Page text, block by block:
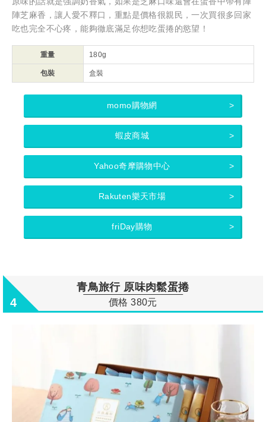
陣芝麻香，讓人愛不釋口，重點是價格很親民，一次買很多回家
吃也完全不心疼，能夠徹底滿足你想吃蛋捲的慾望！
重量 180g
包裝 盒裝
momo購物網
蝦皮商城
Yahoo奇摩購物中心
Rakuten樂天市場
friDay購物
4
青鳥旅行 原味肉鬆蛋捲
價格 380元